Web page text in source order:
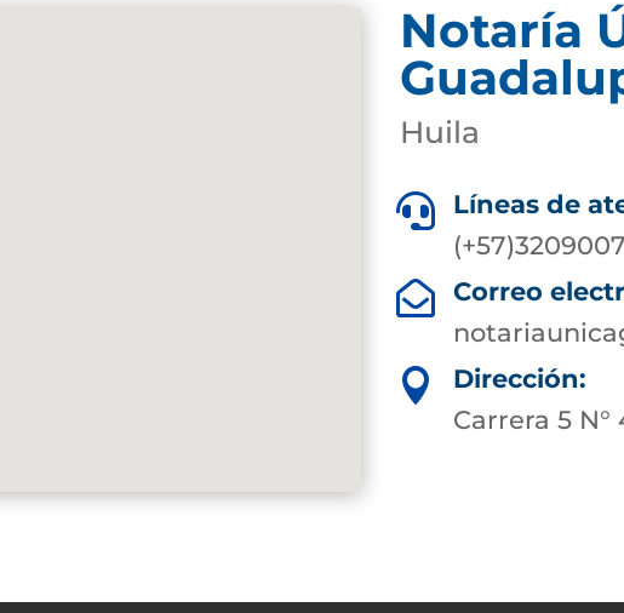
Notaría
Huila

Líneas de

Correo

Dirección:
Carrera 5 N°